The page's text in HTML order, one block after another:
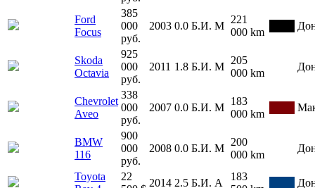
Ford
Focus
385
000
руб.
2003 0.0 Б.И. М
221
000 km
Skoda
Octavia
925
000
руб.
2011 1.8 Б.И. М
205
000 km
Chevrolet
Aveo
338
000
руб.
2007 0.0 Б.И. М
183
000 km
BMW
116
900
000
руб.
2008 0.0 Б.И. М
200
000 km
Toyota
22
2014 2.5 Б.И. А
183